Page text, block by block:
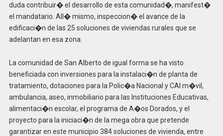
duda contribuir� el desarrollo de esta comunidad�, manifest�
el mandatario. All� mismo, inspeccion� el avance de la
edificaci�n de las 25 soluciones de viviendas rurales que se
adelantan en esa zona.
La comunidad de San Alberto de igual forma se ha visto
beneficiada con inversiones para la instalaci�n de planta de
tratamiento, dotaciones para la Polic�a Nacional y CAI m�vil,
ambulancia, aseo, inmobiliario para las Instituciones Educativas,
alimentaci�n escolar, el programa de A�os Dorados, y el
proyecto para la iniciaci�n de la mega obra que pretende
garantizar en este municipio 384 soluciones de vivienda, entre